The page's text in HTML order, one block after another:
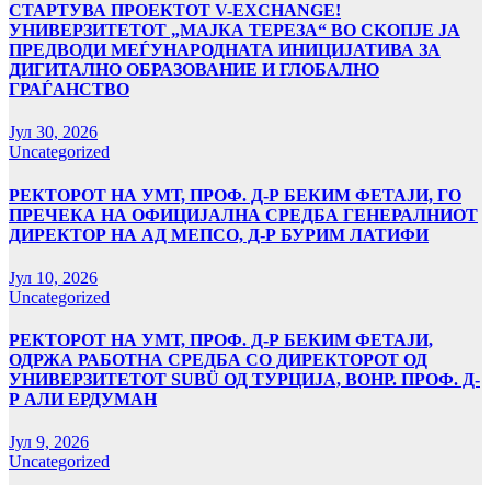
СТАРТУВА ПРОЕКТОТ V-EXCHANGE!
УНИВЕРЗИТЕТОТ „МАЈКА ТЕРЕЗА“ ВО СКОПЈЕ ЈА
ПРЕДВОДИ МЕЃУНАРОДНАТА ИНИЦИЈАТИВА ЗА
ДИГИТАЛНО ОБРАЗОВАНИЕ И ГЛОБАЛНО
ГРАЃАНСТВО
Јул 30, 2026
Uncategorized
РЕКТОРОТ НА УМТ, ПРОФ. Д-Р БЕКИМ ФЕТАЈИ, ГО
ПРЕЧЕКА НА ОФИЦИЈАЛНА СРЕДБА ГЕНЕРАЛНИОТ
ДИРЕКТОР НА АД МЕПСО, Д-Р БУРИМ ЛАТИФИ
Јул 10, 2026
Uncategorized
РЕКТОРОТ НА УМТ, ПРОФ. Д-Р БЕКИМ ФЕТАЈИ,
ОДРЖА РАБОТНА СРЕДБА СО ДИРЕКТОРОТ ОД
УНИВЕРЗИТЕТОТ SUBÜ ОД ТУРЦИЈА, ВОНР. ПРОФ. Д-
Р АЛИ ЕРДУМАН
Јул 9, 2026
Uncategorized